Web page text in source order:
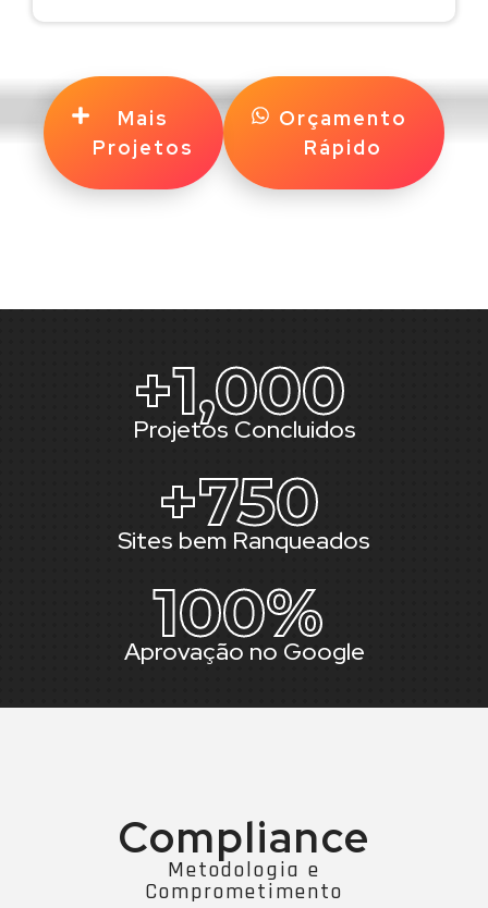
Mais
Projetos
Orçamento
Rápido
+1,000
Projetos Concluidos
+750
Sites bem Ranqueados
100%
Aprovação no Google
Compliance
Metodologia e
Comprometimento